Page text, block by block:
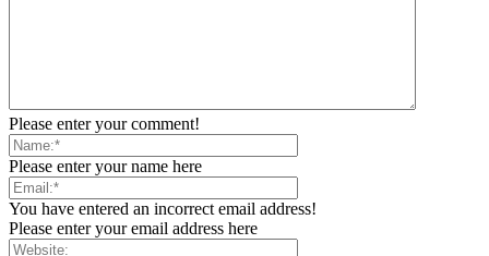
Please enter your comment!
Please enter your name here
You have entered an incorrect email address!
Please enter your email address here